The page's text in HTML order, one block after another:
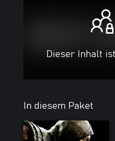
Dieser Inhalt
In diesem Paket